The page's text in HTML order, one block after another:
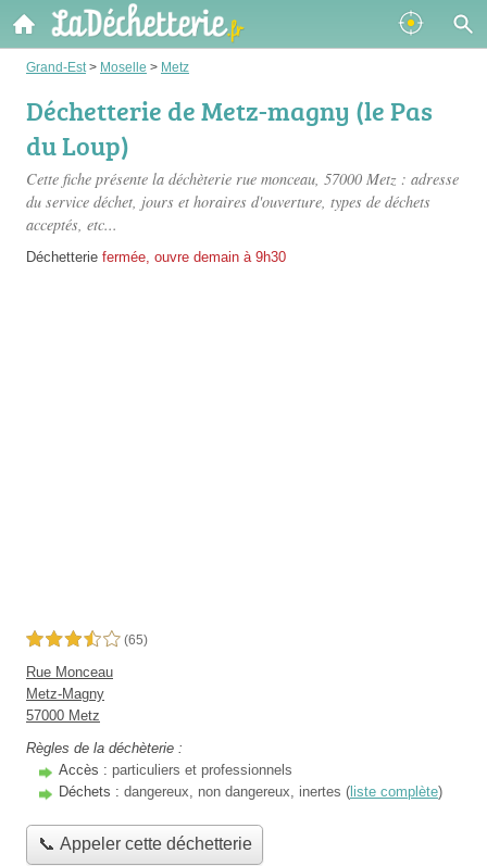
Grand-Est > Moselle > Metz
Déchetterie de Metz-magny (le Pas
du Loup)
Cette fiche présente la déchèterie rue monceau, 57000 Metz : adresse
du service déchet, jours et horaires d'ouverture, types de déchets
acceptés, etc...
Déchetterie fermée, ouvre demain à 9h30
3,5 étoiles sur 5 (65)
Rue Monceau
Metz-Magny
57000 Metz
Règles de la déchèterie :
Accès : particuliers et professionnels
Déchets : dangereux, non dangereux, inertes ( liste complète)
📞 Appeler cette déchetterie